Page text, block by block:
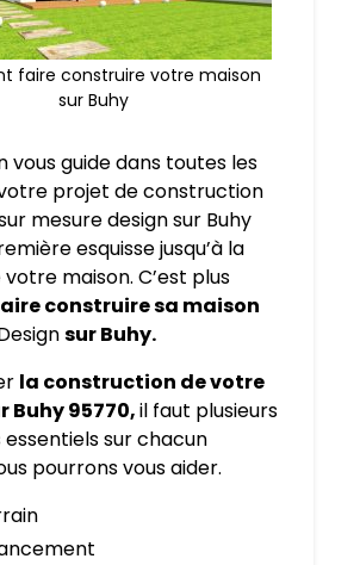
faire construire votre maison
sur Buhy
vous guide dans toutes les
projet de construction
mesure design sur Buhy
esquisse jusqu’à la
maison. C’est plus
construire sa maison
sur Buhy.
la construction de votre
Buhy 95770,il faut plusieurs
sur chacun
pourrons vous aider.